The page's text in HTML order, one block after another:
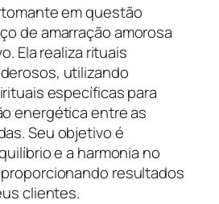
em questão
de amarração amorosa
Ela realiza rituais
utilizando
específicas para
energética entre as
Seu objetivo é
e a harmonia no
resultados
clientes.